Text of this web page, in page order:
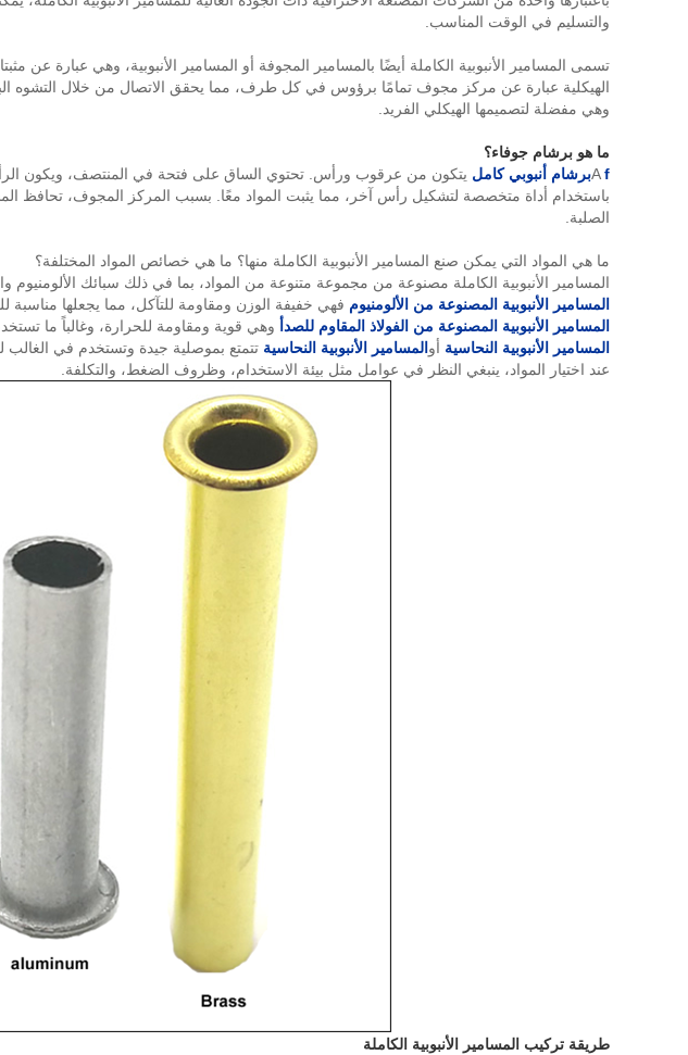
والتسليم في الوقت المناسب.
تسمى المسامير الأنبوبية الكاملة أيضًا بالمسامير المجوفة أو المسامير الأنبوبية، وهي عبارة
الهيكلية عبارة عن مركز مجوف تمامًا برؤوس في كل طرف، مما يحقق الاتصال من خلال التشوه
وهي مفضلة لتصميمها الهيكلي الفريد.
ما هو برشام جوفاء؟
Af برشام أنبوبي كامل يتكون من عرقوب ورأس. تحتوي الساق على فتحة في المنتصف، ويكون الرأس
باستخدام أداة متخصصة لتشكيل رأس آخر، مما يثبت المواد معًا. بسبب المركز المجوف، تحافظ
الصلبة.
ما هي المواد التي يمكن صنع المسامير الأنبوبية الكاملة منها؟ ما هي خصائص المواد المختلفة؟
المسامير الأنبوبية الكاملة مصنوعة من مجموعة متنوعة من المواد، بما في ذلك سبائك الألومنيوم
المسامير الأنبوبية المصنوعة من الألومنيوم فهي خفيفة الوزن ومقاومة للتآكل، مما يجعلها مناسبة
المسامير الأنبوبية المصنوعة من الفولاذ المقاوم للصدأ وهي قوية ومقاومة للحرارة، وغالباً ما
المسامير الأنبوبية النحاسية أو المسامير الأنبوبية النحاسية تتمتع بموصلية جيدة وتستخدم في الغالب
عند اختيار المواد، ينبغي النظر في عوامل مثل بيئة الاستخدام، وظروف الضغط، والتكلفة.
طريقة تركيب المسامير الأنبوبية الكاملة